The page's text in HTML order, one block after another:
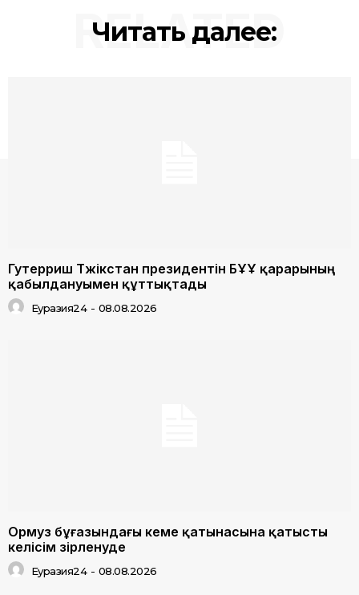
Читать далее:
RELATED
Гутерриш Тәжікстан президентін БҰҰ қарарының
қабылдануымен құттықтады
Еуразия24 - 08.08.2026
Ормуз бұғазындағы кеме қатынасына қатысты
келісім әзірленуде
Еуразия24 - 08.08.2026